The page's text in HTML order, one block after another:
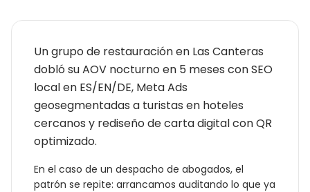
Un grupo de restauración en Las Canteras
dobló su AOV nocturno en 5 meses con SEO
local en ES/EN/DE, Meta Ads
geosegmentadas a turistas en hoteles
cercanos y rediseño de carta digital con QR
optimizado.
En el caso de un despacho de abogados, el
patrón se repite: arrancamos auditando lo que ya